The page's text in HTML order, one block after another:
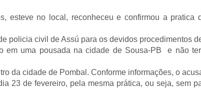
esteve no local, reconheceu e confirmou a pratica
policia civil de Assú para os devidos procedimentos
em uma pousada na cidade de Sousa-PB e não
da cidade de Pombal. Conforme informações, o
23 de fevereiro, pela mesma prática, ou seja, sem